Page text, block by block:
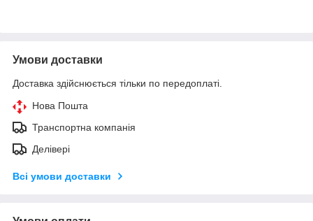
Умови доставки
Доставка здійснюється тільки по передоплаті.
Нова Пошта
Транспортна компанія
Делівері
Всі умови доставки